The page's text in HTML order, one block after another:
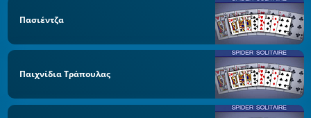
Πασιέντζα
Παιχνίδια Τράπουλας